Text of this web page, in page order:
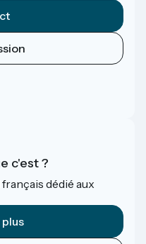
c'est ?
français dédié aux
plus